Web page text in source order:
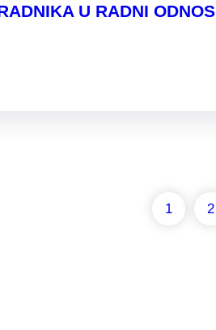
U RADNI ODNOS
1 2